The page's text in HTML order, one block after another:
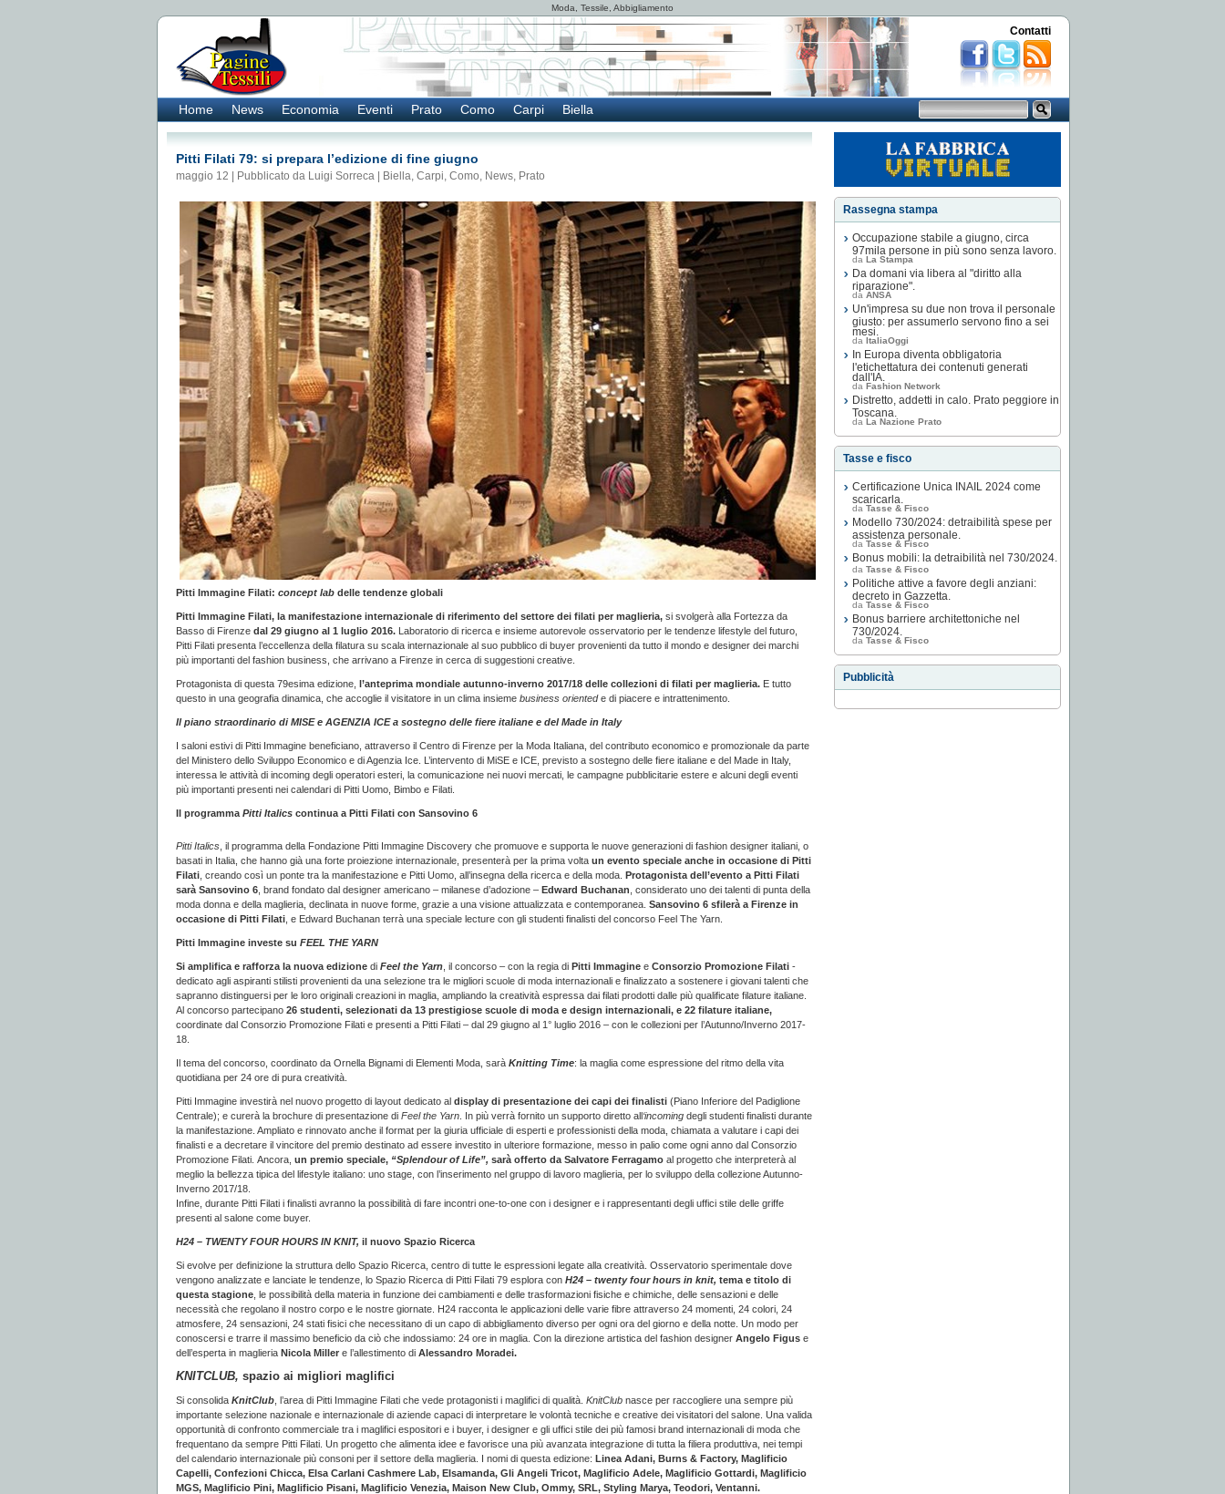
Moda, Tessile, Abbigliamento
Contatti
Home News Economia Eventi Prato Como Carpi Biella
Pitti Filati 79: si prepara l’edizione di fine giugno
maggio 12 | Pubblicato da Luigi Sorreca | Biella, Carpi, Como, News, Prato
Pitti Immagine Filati: concept lab delle tendenze globali
Pitti Immagine Filati, la manifestazione internazionale di riferimento del settore dei filati per maglieria, si svolgerà alla Fortezza da
Basso di Firenze dal 29 giugno al 1 luglio 2016. Laboratorio di ricerca e insieme autorevole osservatorio per le tendenze lifestyle del futuro,
Pitti Filati presenta l’eccellenza della filatura su scala internazionale al suo pubblico di buyer provenienti da tutto il mondo e designer dei marchi
più importanti del fashion business, che arrivano a Firenze in cerca di suggestioni creative.
Protagonista di questa 79esima edizione, l’anteprima mondiale autunno-inverno 2017/18 delle collezioni di filati per maglieria. E tutto
questo in una geografia dinamica, che accoglie il visitatore in un clima insieme business orientede di piacere e intrattenimento.
Il piano straordinario di MISE e AGENZIA ICEa sostegno delle fiere italiane e del Made in Italy
I saloni estivi di Pitti Immagine beneficiano, attraverso il Centro di Firenze per la Moda Italiana, del contributo economico e promozionale da parte
del Ministero dello Sviluppo Economico e di Agenzia Ice. L’intervento di MiSE e ICE, previsto a sostegno delle fiere italiane e del Made in Italy,
interessa le attività di incoming degli operatori esteri, la comunicazione nei nuovi mercati, le campagne pubblicitarie estere e alcuni degli eventi
più importanti presenti nei calendari di Pitti Uomo, Bimbo e Filati.
Il programma Pitti Italics continua a Pitti Filati con Sansovino 6
Pitti Italics , il programma della Fondazione Pitti Immagine Discovery che promuove e supporta le nuove generazioni di fashion designer italiani, o
basati in Italia, che hanno già una forte proiezione internazionale, presenterà per la prima volta un evento speciale anche in occasione di Pitti
Filati , creando così un ponte tra la manifestazione e Pitti Uomo, all’insegna della ricerca e della moda. Protagonista dell’evento a Pitti Filati
sarà Sansovino 6 , brand fondato dal designer americano – milanese d’adozione – Edward Buchanan , considerato uno dei talenti di punta della
moda donna e della maglieria, declinata in nuove forme, grazie a una visione attualizzata e contemporanea. Sansovino 6 sfilerà a Firenze in
occasione di Pitti Filati , e Edward Buchanan terrà una speciale lecture con gli studenti finalisti del concorso Feel The Yarn.
Pitti Immagine investe su FEEL THE YARN
Si amplifica e rafforza la nuova edizione di Feel the Yarn , il concorso – con la regia di Pitti Immagine e Consorzio Promozione Filati -
dedicato agli aspiranti stilisti provenienti da una selezione tra le migliori scuole di moda internazionali e finalizzato a sostenere i giovani talenti che
sapranno distinguersi per le loro originali creazioni in maglia, ampliando la creatività espressa dai filati prodotti dalle più qualificate filature italiane.
Al concorso partecipano 26 studenti, selezionati da 13 prestigiose scuole di moda e design internazionali, e 22 filature italiane,
coordinate dal Consorzio Promozione Filati e presenti a Pitti Filati – dal 29 giugno al 1° luglio 2016 – con le collezioni per l’Autunno/Inverno 2017-
18.
Il tema del concorso, coordinato da Ornella Bignami di Elementi Moda, sarà Knitting Time: la maglia come espressione del ritmo della vita
quotidiana per 24 ore di pura creatività.
Pitti Immagine investirà nel nuovo progetto di layout dedicato al display di presentazione dei capi dei finalisti (Piano Inferiore del Padiglione
Centrale); e curerà la brochure di presentazione di Feel the Yarn . In più verrà fornito un supporto diretto all‘incoming degli studenti finalisti durante
la manifestazione. Ampliato e rinnovato anche il format per la giuria ufficiale di esperti e professionisti della moda, chiamata a valutare i capi dei
finalisti e a decretare il vincitore del premio destinato ad essere investito in ulteriore formazione, messo in palio come ogni anno dal Consorzio
Promozione Filati. Ancora, un premio speciale, “Splendour of Life”, sarà offerto da Salvatore Ferragamo al progetto che interpreterà al
meglio la bellezza tipica del lifestyle italiano: uno stage, con l’inserimento nel gruppo di lavoro maglieria, per lo sviluppo della collezione Autunno-
Inverno 2017/18.
Infine, durante Pitti Filati i finalisti avranno la possibilità di fare incontri one-to-one con i designer e i rappresentanti degli uffici stile delle griffe
presenti al salone come buyer.
H24 – TWENTY FOUR HOURS IN KNIT, il nuovo Spazio Ricerca
Si evolve per definizione la struttura dello Spazio Ricerca, centro di tutte le espressioni legate alla creatività. Osservatorio sperimentale dove
vengono analizzate e lanciate le tendenze, lo Spazio Ricerca di Pitti Filati 79 esplora con H24 – twenty four hours in knit, tema e titolo di
questa stagione , le possibilità della materia in funzione dei cambiamenti e delle trasformazioni fisiche e chimiche, delle sensazioni e delle
necessità che regolano il nostro corpo e le nostre giornate. H24 racconta le applicazioni delle varie fibre attraverso 24 momenti, 24 colori, 24
atmosfere, 24 sensazioni, 24 stati fisici che necessitano di un capo di abbigliamento diverso per ogni ora del giorno e della notte. Un modo per
conoscersi e trarre il massimo beneficio da ciò che indossiamo: 24 ore in maglia. Con la direzione artistica del fashion designer Angelo Figus e
dell’esperta in maglieria Nicola Miller e l’allestimento di Alessandro Moradei.
KNITCLUB, spazio ai migliori maglifici
Si consolida KnitClub , l’area di Pitti Immagine Filati che vede protagonisti i maglifici di qualità. KnitClub nasce per raccogliere una sempre più
importante selezione nazionale e internazionale di aziende capaci di interpretare le volontà tecniche e creative dei visitatori del salone. Una valida
opportunità di confronto commerciale tra i maglifici espositori e i buyer, i designer e gli uffici stile dei più famosi brand internazionali di moda che
frequentano da sempre Pitti Filati. Un progetto che alimenta idee e favorisce una più avanzata integrazione di tutta la filiera produttiva, nei tempi
del calendario internazionale più consoni per il settore della maglieria. I nomi di questa edizione: Linea Adani, Burns & Factory, Maglificio
Capelli, Confezioni Chicca, Elsa Carlani Cashmere Lab, Elsamanda, Gli Angeli Tricot, Maglificio Adele, Maglificio Gottardi, Maglificio
MGS, Maglificio Pini, Maglificio Pisani, Maglificio Venezia, Maison New Club, Ommy, SRL, Styling Marya, Teodori, Ventanni.
Rassegna stampa
Occupazione stabile a giugno, circa
97mila persone in più sono senza lavoro.
da La Stampa
Da domani via libera al "diritto alla
riparazione".
da ANSA
Un'impresa su due non trova il personale
giusto: per assumerlo servono fino a sei
mesi.
da ItaliaOggi
In Europa diventa obbligatoria
l'etichettatura dei contenuti generati
dall'IA.
da Fashion Network
Distretto, addetti in calo. Prato peggiore in
Toscana.
da La Nazione Prato
Tasse e fisco
Certificazione Unica INAIL 2024 come
scaricarla.
da Tasse & Fisco
Modello 730/2024: detraibilità spese per
assistenza personale.
da Tasse & Fisco
Bonus mobili: la detraibilità nel 730/2024.
da Tasse & Fisco
Politiche attive a favore degli anziani:
decreto in Gazzetta.
da Tasse & Fisco
Bonus barriere architettoniche nel
730/2024.
da Tasse & Fisco
Pubblicità